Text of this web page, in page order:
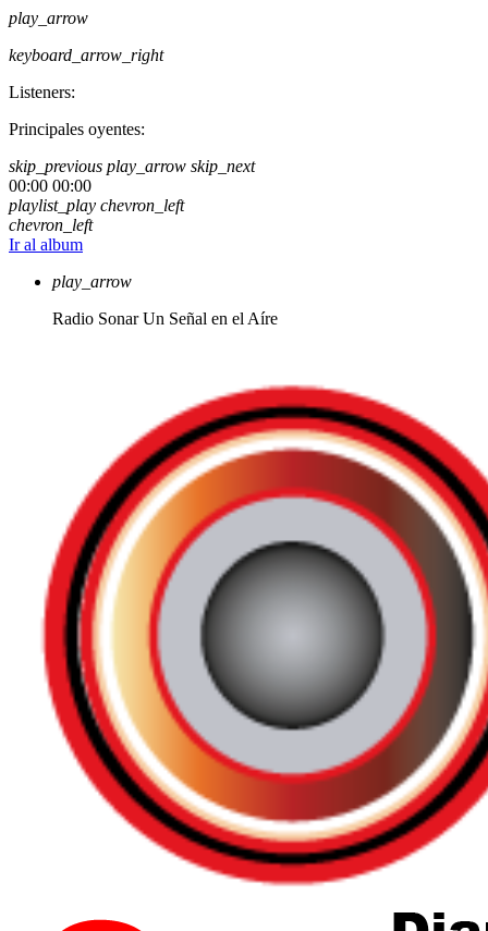
play_arrow
keyboard_arrow_right
Listeners:
Principales oyentes:
skip_previous play_arrow skip_next
00:00 00:00
playlist_play chevron_left
chevron_left
Ir al album
play_arrow
Radio Sonar Un Señal en el Aíre